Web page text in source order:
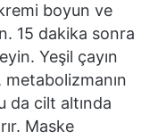
boyun ve
15 dakika sonra
Yeşil çayın
da cilt altında
Maske